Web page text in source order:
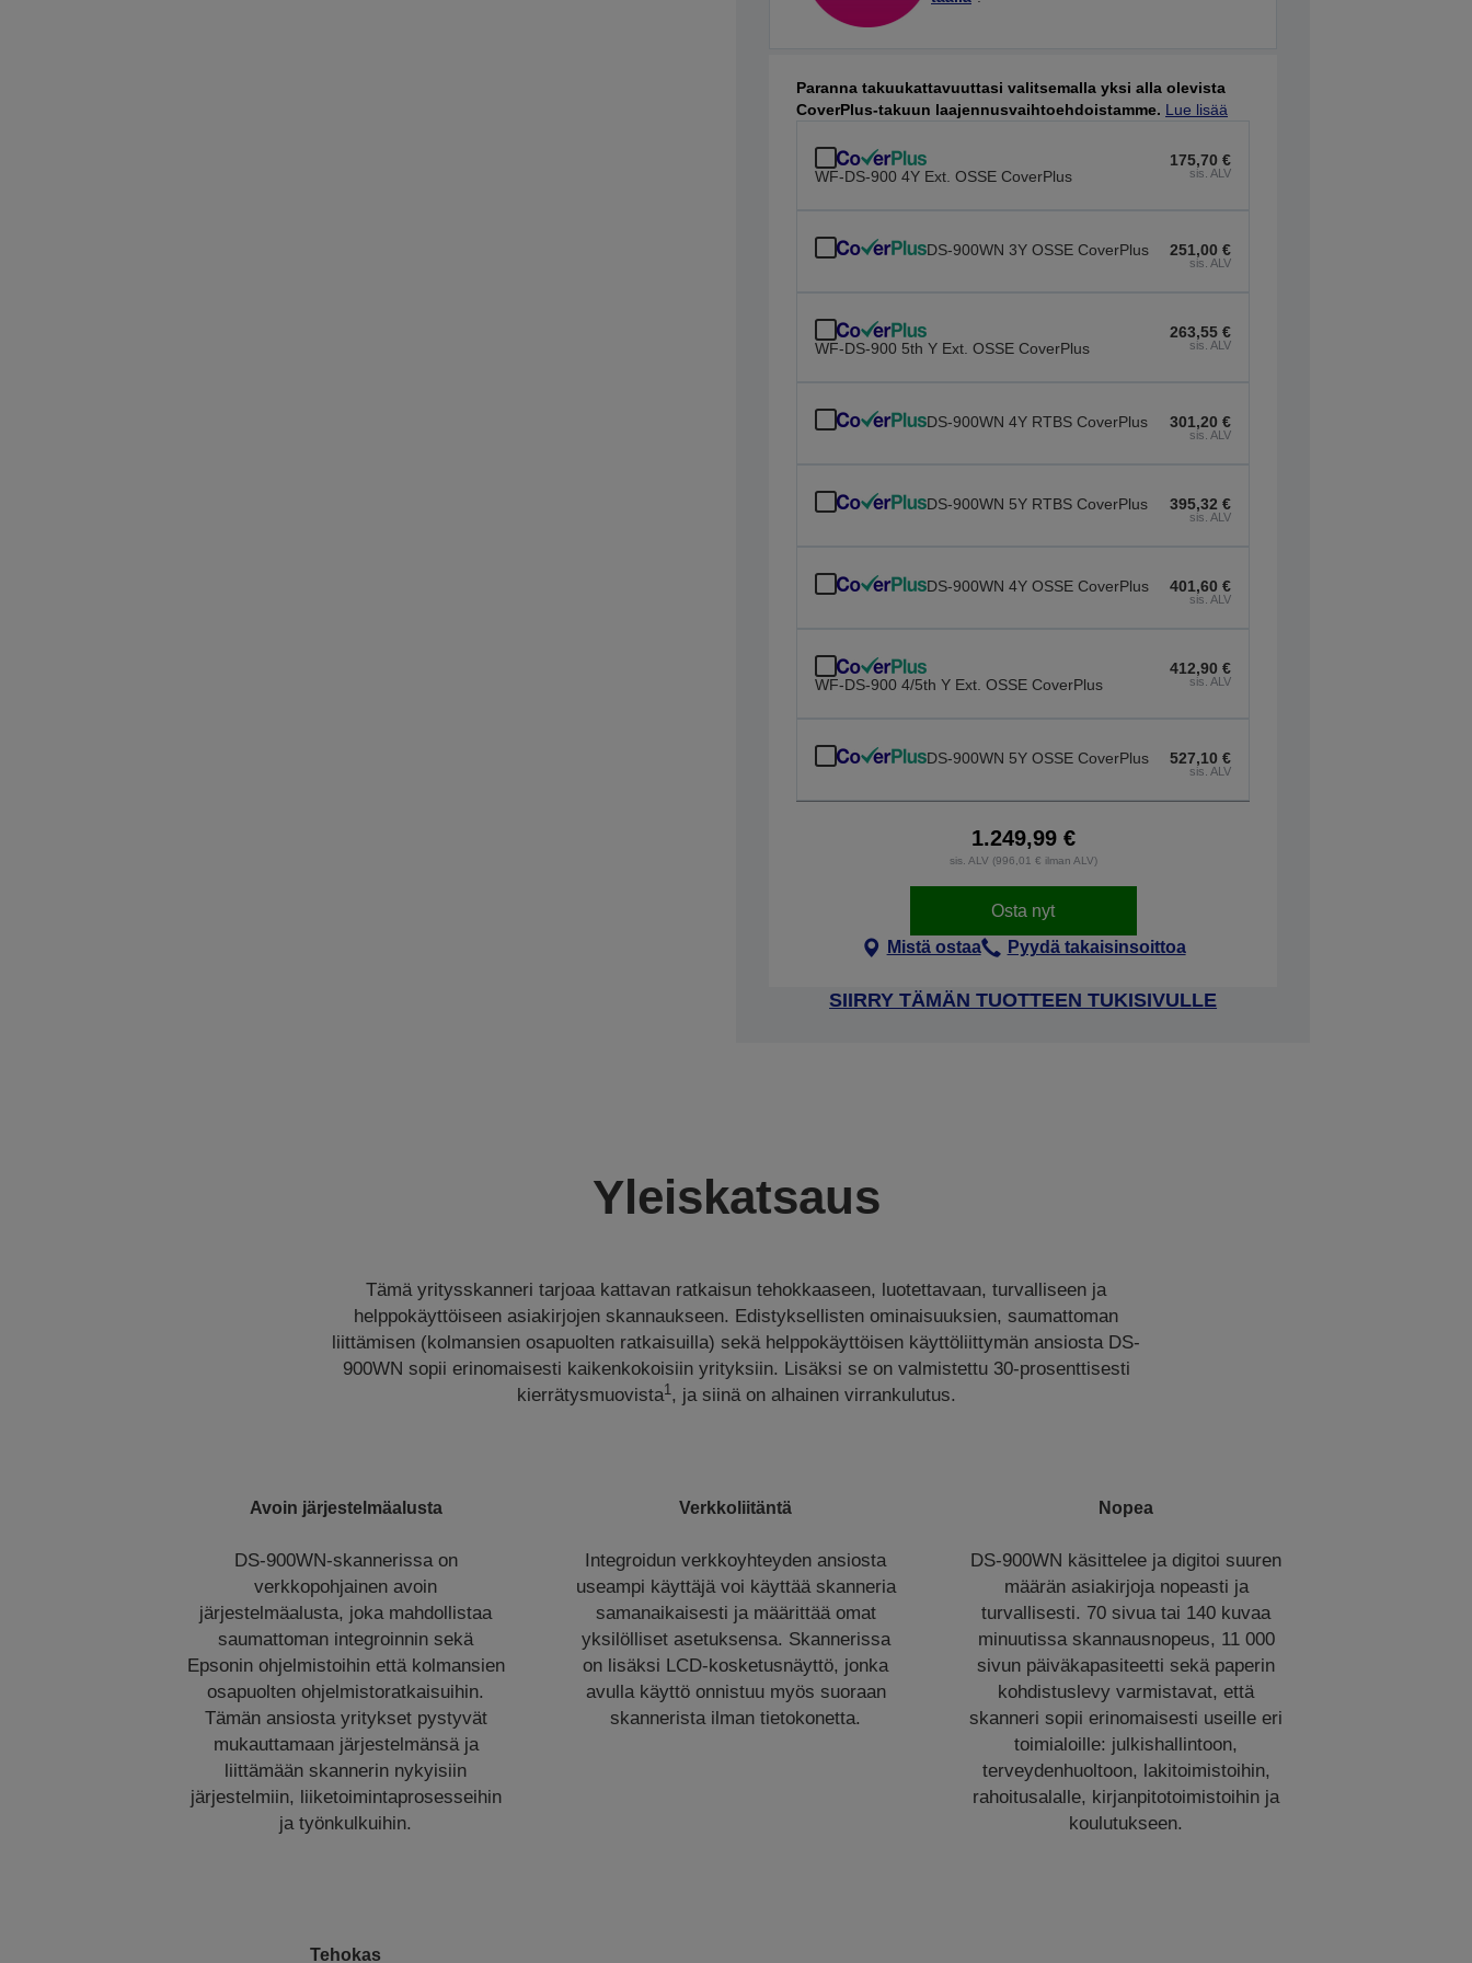
Paranna takuukattavuuttasi valitsemalla yksi alla olevista
CoverPlus-takuun laajennusvaihtoehdoistamme. Lue lisää
WF-DS-900 4Y Ext. OSSE CoverPlus
175,70 €
sis. ALV
DS-900WN 3Y OSSE CoverPlus 251,00 €
sis. ALV
WF-DS-900 5th Y Ext. OSSE CoverPlus
263,55 €
sis. ALV
DS-900WN 4Y RTBS CoverPlus 301,20 €
sis. ALV
DS-900WN 5Y RTBS CoverPlus 395,32 €
sis. ALV
DS-900WN 4Y OSSE CoverPlus 401,60 €
sis. ALV
WF-DS-900 4/5th Y Ext. OSSE CoverPlus
412,90 €
sis. ALV
DS-900WN 5Y OSSE CoverPlus 527,10 €
sis. ALV
1.249,99 €
sis. ALV (996,01 € ilman ALV)
Osta nyt
Mistä ostaa
Pyydä takaisinsoittoa
SIIRRY TÄMÄN TUOTTEEN TUKISIVULLE
Yleiskatsaus
Tämä yritysskanneri tarjoaa kattavan ratkaisun tehokkaaseen, luotettavaan, turvalliseen ja
helppokäyttöiseen asiakirjojen skannaukseen. Edistyksellisten ominaisuuksien, saumattoman
liittämisen (kolmansien osapuolten ratkaisuilla) sekä helppokäyttöisen käyttöliittymän ansiosta DS-
900WN sopii erinomaisesti kaikenkokoisiin yrityksiin. Lisäksi se on valmistettu 30-prosenttisesti
kierrätysmuovista1, ja siinä on alhainen virrankulutus.
Avoin järjestelmäalusta
DS-900WN-skannerissa on
verkkopohjainen avoin
järjestelmäalusta, joka mahdollistaa
saumattoman integroinnin sekä
Epsonin ohjelmistoihin että kolmansien
osapuolten ohjelmistoratkaisuihin.
Tämän ansiosta yritykset pystyvät
mukauttamaan järjestelmänsä ja
liittämään skannerin nykyisiin
järjestelmiin, liiketoimintaprosesseihin
ja työnkulkuihin.
Verkkoliitäntä
Integroidun verkkoyhteyden ansiosta
useampi käyttäjä voi käyttää skanneria
samanaikaisesti ja määrittää omat
yksilölliset asetuksensa. Skannerissa
on lisäksi LCD-kosketusnäyttö, jonka
avulla käyttö onnistuu myös suoraan
skannerista ilman tietokonetta.
Nopea
DS-900WN käsittelee ja digitoi suuren
määrän asiakirjoja nopeasti ja
turvallisesti. 70 sivua tai 140 kuvaa
minuutissa skannausnopeus, 11 000
sivun päiväkapasiteetti sekä paperin
kohdistuslevy varmistavat, että
skanneri sopii erinomaisesti useille eri
toimialoille: julkishallintoon,
terveydenhuoltoon, lakitoimistoihin,
rahoitusalalle, kirjanpitotoimistoihin ja
koulutukseen.
Tehokas